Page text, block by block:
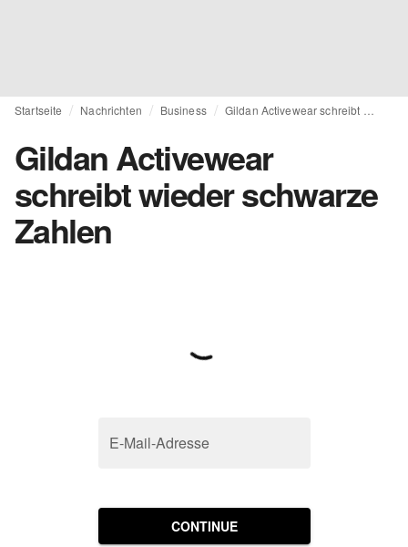
Startseite Nachrichten Business
Gildan Activewear
schreibt wieder schwarze
Zahlen
E-Mail-Adresse
CONTINUE